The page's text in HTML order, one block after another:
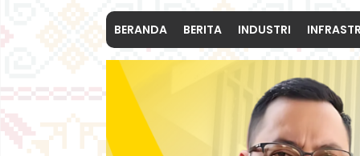
BERANDA BERITA INDUSTRI